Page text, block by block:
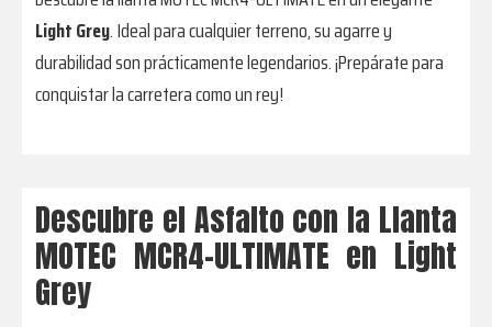
Light Grey. Ideal para cualquier terreno, su agarre y
durabilidad son prácticamente legendarios. ¡Prepárate para
conquistar la carretera como un rey!
Descubre el Asfalto con la Llanta
MOTEC MCR4-ULTIMATE en Light
Grey